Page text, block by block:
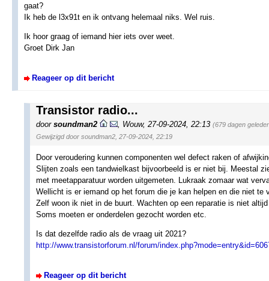
gaat?
Ik heb de l3x91t en ik ontvang helemaal niks. Wel ruis.
Ik hoor graag of iemand hier iets over weet.
Groet Dirk Jan
Reageer op dit bericht
Transistor radio...
door soundman2 , Wouw, 27-09-2024, 22:13 (679 dagen
Gewijzigd door soundman2, 27-09-2024, 22:19
Door veroudering kunnen componenten wel defect raken of
Slijten zoals een tandwielkast bijvoorbeeld is er niet bij. Meestal
met meetapparatuur worden uitgemeten. Lukraak zomaar wat
Wellicht is er iemand op het forum die je kan helpen en die niet te
Zelf woon ik niet in de buurt. Wachten op een reparatie is niet
Soms moeten er onderdelen gezocht worden etc.
Is dat dezelfde radio als de vraag uit 2021?
http://www.transistorforum.nl/forum/
Reageer op dit bericht